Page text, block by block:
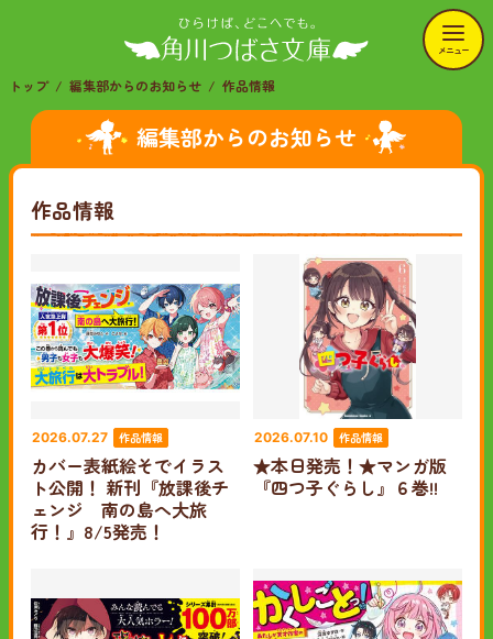
メニュー
トップ 編集部からのお知らせ 作品情報
編集部からのお知らせ
作品情報
2026.07.27 作品情報
カバー表紙絵そでイラス
ト公開！ 新刊『放課後チ
ェンジ 南の島へ大旅
行！』8/5発売！
2026.07.10 作品情報
★本日発売！★マンガ版
『四つ子ぐらし』６巻!!